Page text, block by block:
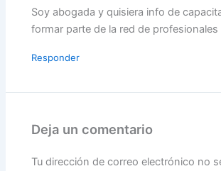
Soy abogada y quisiera info de
formar parte de la red de profesionales
Responder
Deja un comentario
Tu dirección de correo electrónico no